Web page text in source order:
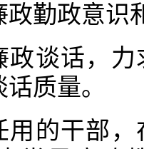
政勤政意识
政谈话，
质量。
用的干部